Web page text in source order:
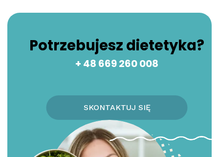
Potrzebujesz dietetyka?
+ 48 669 260 008
SKONTAKTUJ SIĘ